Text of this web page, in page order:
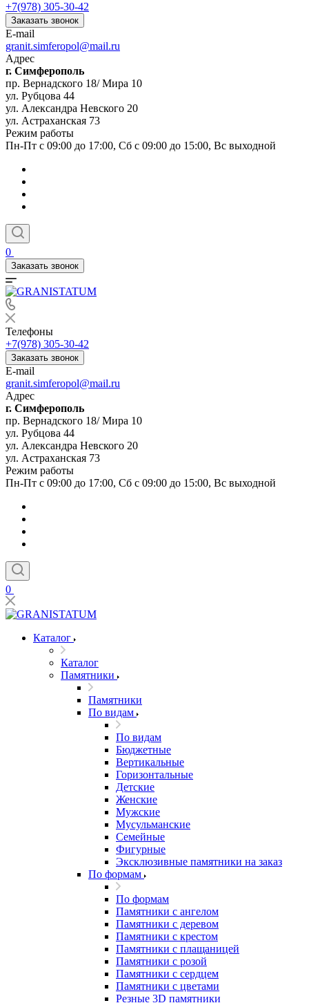
+7(978) 305-30-42
Заказать звонок
E-mail
granit.simferopol@mail.ru
Адрес
г. Симферополь
пр. Вернадского 18/ Мира 10
ул. Рубцова 44
ул. Александра Невского 20
ул. Астраханская 73
Режим работы
Пн-Пт с 09:00 до 17:00, Сб с 09:00 до 15:00, Вс выходной
0
Заказать звонок
Телефоны
+7(978) 305-30-42
Заказать звонок
E-mail
granit.simferopol@mail.ru
Адрес
г. Симферополь
пр. Вернадского 18/ Мира 10
ул. Рубцова 44
ул. Александра Невского 20
ул. Астраханская 73
Режим работы
Пн-Пт с 09:00 до 17:00, Сб с 09:00 до 15:00, Вс выходной
0
Каталог
Каталог
Памятники
Памятники
По видам
По видам
Бюджетные
Вертикальные
Горизонтальные
Детские
Женские
Мужские
Мусульманские
Семейные
Фигурные
Эксклюзивные памятники на заказ
По формам
По формам
Памятники с ангелом
Памятники с деревом
Памятники с крестом
Памятники с плащаницей
Памятники с розой
Памятники с сердцем
Памятники с цветами
Резные 3D памятники